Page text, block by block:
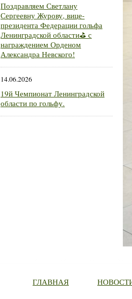
Поздравляем Светлану
Сергеевну Журову, вице-
президента Федерации гольфа
Ленинградской области⛳ с
награждением Орденом
Александра Невского!
14.06.2026
19й Чемпионат Ленинградской
области по гольфу.
ГЛАВНАЯ